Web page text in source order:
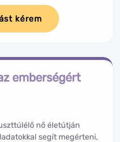
kérem
emberségért
nő életútján
segít megérteni,